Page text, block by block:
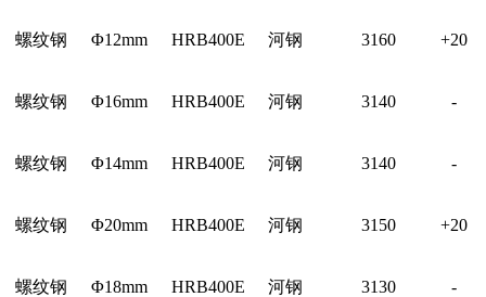
螺纹钢 Φ12mm HRB400E 河钢 3160 +20
螺纹钢 Φ16mm HRB400E 河钢 3140 -
螺纹钢 Φ14mm HRB400E 河钢 3140 -
螺纹钢 Φ20mm HRB400E 河钢 3150 +20
螺纹钢 Φ18mm HRB400E 河钢 3130 -